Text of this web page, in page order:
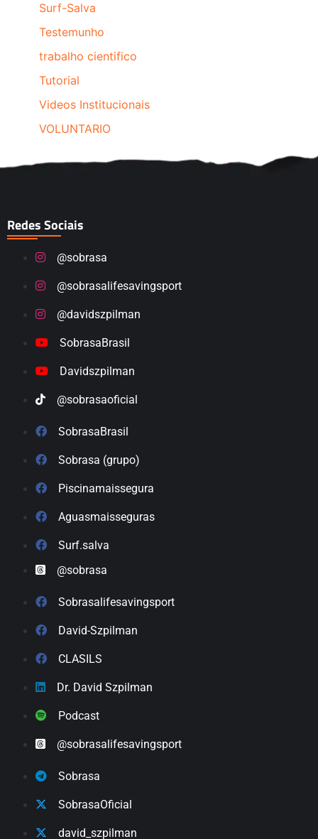
Surf-Salva
Testemunho
trabalho cientifico
Tutorial
Videos Institucionais
VOLUNTARIO
Redes Sociais
@sobrasa
@sobrasalifesavingsport
@davidszpilman
SobrasaBrasil
Davidszpilman
@sobrasaoficial
SobrasaBrasil
Sobrasa (grupo)
Piscinamaissegura
Aguasmaisseguras
Surf.salva
@sobrasa
Sobrasalifesavingsport
David-Szpilman
CLASILS
Dr. David Szpilman
Podcast
@sobrasalifesavingsport
Sobrasa
SobrasaOficial
david_szpilman